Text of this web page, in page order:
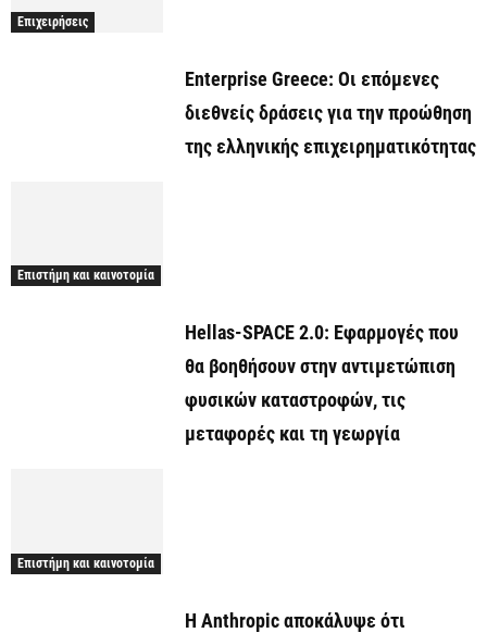
Επιχειρήσεις
Enterprise Greece: Οι επόμενες
διεθνείς δράσεις για την προώθηση
της ελληνικής επιχειρηματικότητας
Επιστήμη και καινοτομία
Hellas-SPACE 2.0: Εφαρμογές που
θα βοηθήσουν στην αντιμετώπιση
φυσικών καταστροφών, τις
μεταφορές και τη γεωργία
Επιστήμη και καινοτομία
Η Anthropic αποκάλυψε ότι